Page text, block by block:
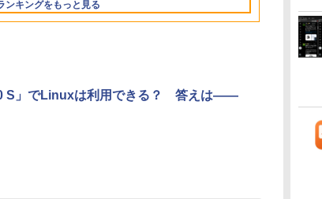
ユニファイ
リ、1TB
for 13イ
ジニアのため
ーディング入
、メタリック
ド
し、ブラック (2025
年発売)
イト
ンキングをもっと見る
S」でLinuxは利用できる？ 答えは――